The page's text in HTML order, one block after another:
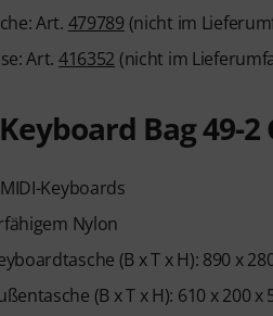
Art. 479789 (nicht im
Art. 416352 (nicht im
Bag 49-
Keyboards
Nylon
(B x T x H): 890 x
(B x T x H): 610 x 200 x